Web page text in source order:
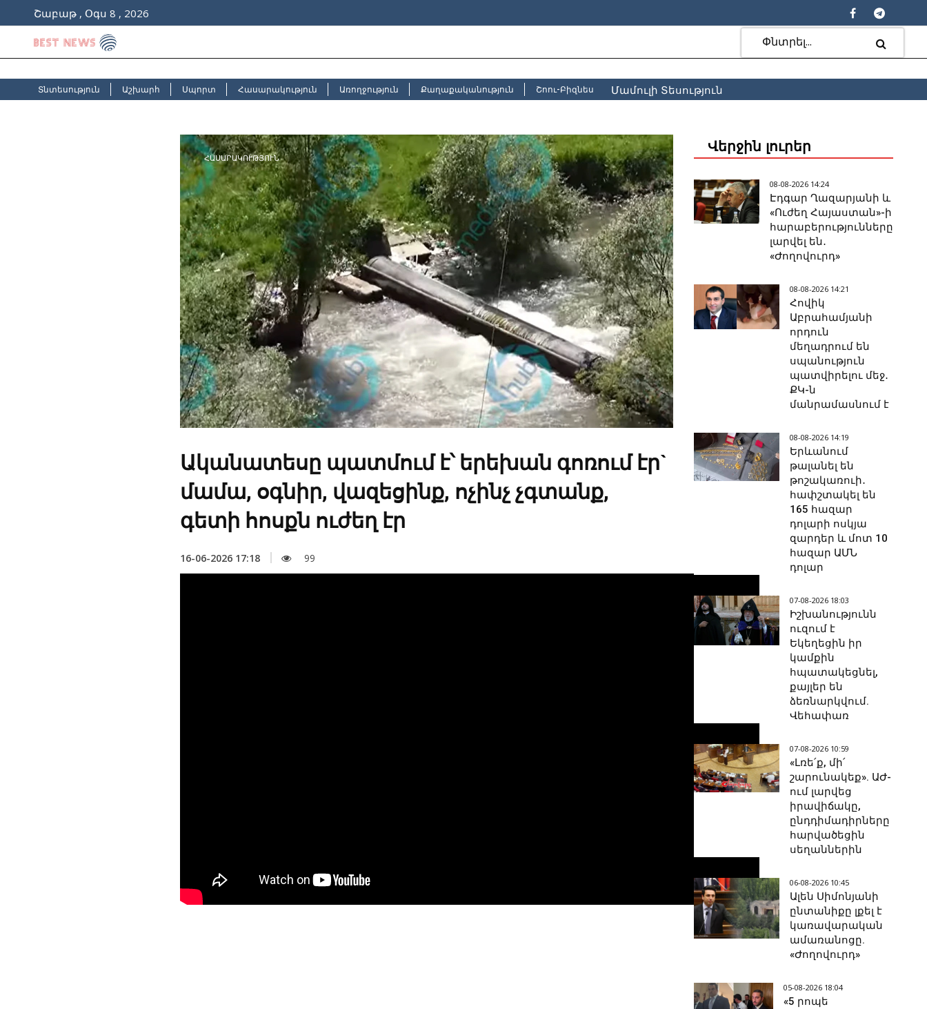
Շաբաթ , Օգս 8 , 2026
Տնտեսություն Աշխարհ Սպորտ Հասարակություն Առողջություն Քաղաքականություն Շոու-Բիզնես Մամուլի Տեսություն
ՀԱՍԱՐԱԿՈՒԹՅՈՒՆ
Ականատեսը պատմում է՝ երեխան գոռում էր`
մամա, օգնիր, վազեցինք, ոչինչ չգտանք,
գետի հոսքն ուժեղ էր
16-06-2026 17:18 99
Վերջին լուրեր
08-08-2026 14:24
Էդգար Ղազարյանի և
«Ուժեղ Հայաստան»-ի
հարաբերությունները
լարվել են․
«Ժողովուրդ»
08-08-2026 14:21
Հովիկ
Աբրահամյանի
որդուն
մեղադրում են
սպանություն
պատվիրելու մեջ․
ՔԿ-ն
մանրամասնում է
08-08-2026 14:19
Երևանում
թալանել են
թոշակառուի․
հափշտակել են
165 հազար
դոլարի ոսկյա
զարդեր և մոտ 10
հազար ԱՄՆ
դոլար
07-08-2026 18:03
Իշխանությունն
ուզում է
Եկեղեցին իր
կամքին
հպատակեցնել,
քայլեր են
ձեռնարկվում.
Վեհափառ
07-08-2026 10:59
«Լռե՛ք, մի՛
շարունակեք». ԱԺ-
ում լարվեց
իրավիճակը,
ընդդիմադիրները
հարվածեցին
սեղաններին
06-08-2026 10:45
Ալեն Սիմոնյանի
ընտանիքը լքել է
կառավարական
ամառանոցը.
«Ժողովուրդ»
05-08-2026 18:04
«5 րոպե